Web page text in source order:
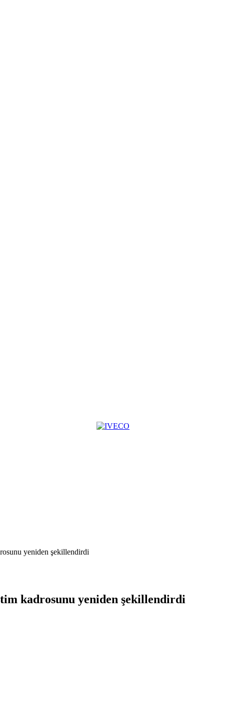
yeniden şekillendirdi
kadrosunu yeniden şekillendirdi